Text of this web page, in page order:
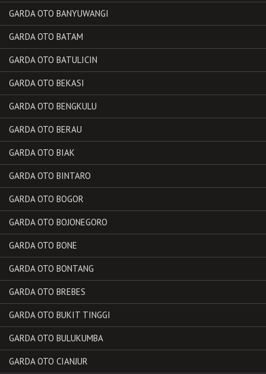
GARDA OTO BANYUWANGI
GARDA OTO BATAM
GARDA OTO BATULICIN
GARDA OTO BEKASI
GARDA OTO BENGKULU
GARDA OTO BERAU
GARDA OTO BIAK
GARDA OTO BINTARO
GARDA OTO BOGOR
GARDA OTO BOJONEGORO
GARDA OTO BONE
GARDA OTO BONTANG
GARDA OTO BREBES
GARDA OTO BUKIT TINGGI
GARDA OTO BULUKUMBA
GARDA OTO CIANJUR